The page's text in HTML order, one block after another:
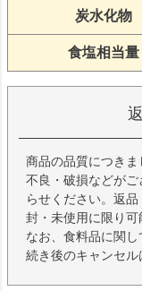
炭水化物
食塩相当量
商品の品質につき
不良・破損などが
らせください。返
封・未使用に限り可
なお、食料品に関
続き後のキャンセル